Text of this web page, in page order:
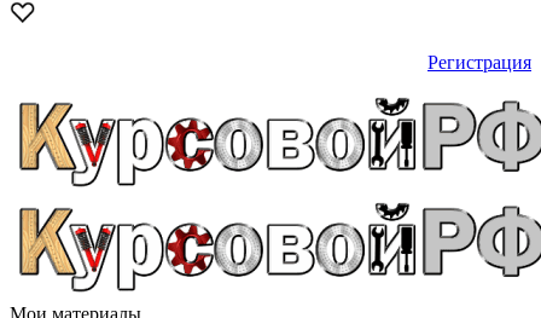
Регистрация
Мои материалы